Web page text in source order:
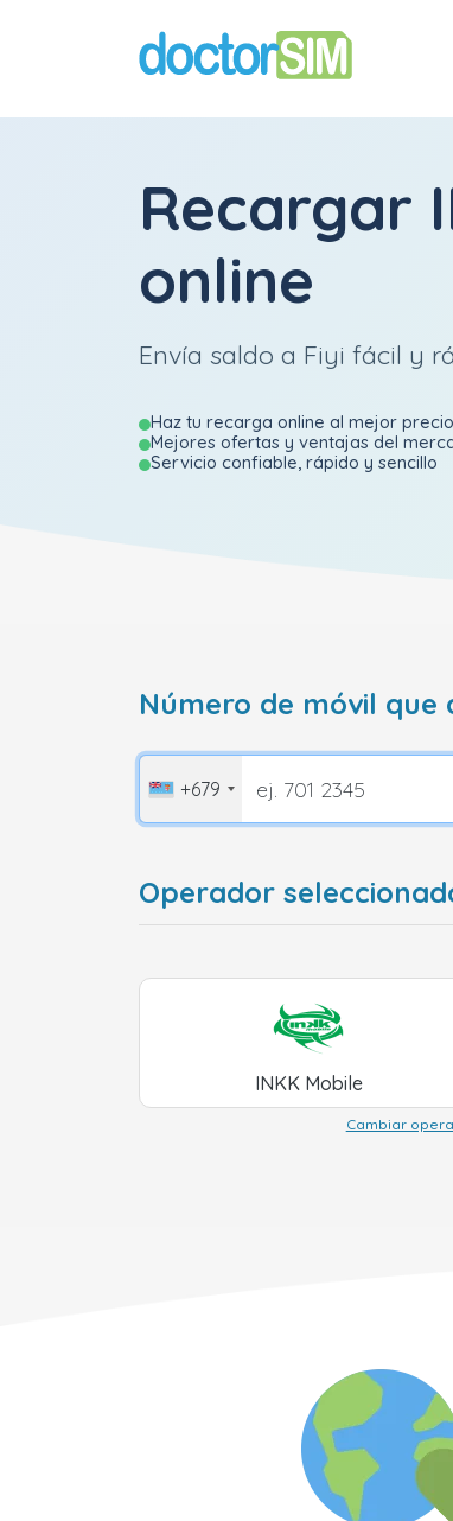
Recargar
online
Envía saldo a Fiyi fácil y
Haz tu recarga online al mejor precio
Mejores ofertas y ventajas del
Servicio confiable, rápido y sencillo
Número de móvil que
+679
Operador
INKK Mobile
Cambiar